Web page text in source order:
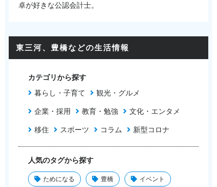
卓が好きな公認会計士。
東三河、豊橋などの生活情報
カテゴリから探す
暮らし・子育て
観光・グルメ
企業・採用
教育・勉強
文化・エンタメ
移住
スポーツ コラム 新型コロナ
人気のタグから探す
ためになる 豊橋 イベント